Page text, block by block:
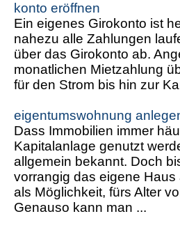
konto eröffnen
Ein eigenes Girokonto ist
nahezu alle Zahlungen
über das Girokonto ab.
monatlichen Mietzahlung
für den Strom bis hin zur
eigentumswohnung
Dass Immobilien immer
Kapitalanlage genutzt
allgemein bekannt. Doch
vorrangig das eigene Haus
als Möglichkeit, fürs Alter
Genauso kann man ...